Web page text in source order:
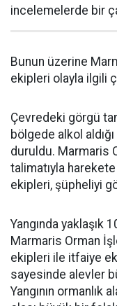
incelemelerde bir
Bunun üzerine
ekipleri olayla ilgili
Çevredeki görgü
bölgede alkol
duruldu. Marmaris
talimatıyla
ekipleri, şüpheliyi
Yangında yaklaşık
Marmaris Orman
ekipleri ile itfaiye
sayesinde alevler
Yangının ormanlık